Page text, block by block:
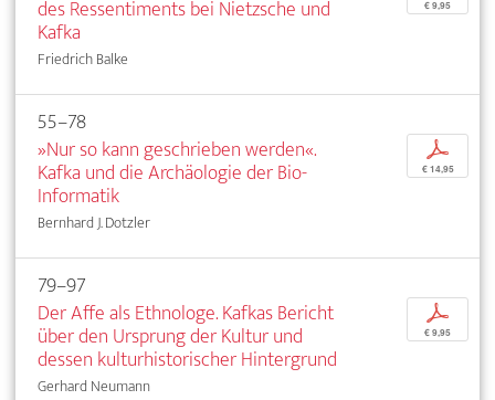
des Ressentiments bei Nietzsche und
Kafka
Friedrich Balke
€ 9,95
55–78
»Nur so kann geschrieben werden«.
Kafka und die Archäologie der Bio-
Informatik
Bernhard J. Dotzler
p
€ 14,95
79–97
Der Affe als Ethnologe. Kafkas Bericht
über den Ursprung der Kultur und
dessen kulturhistorischer Hintergrund
Gerhard Neumann
p
€ 9,95